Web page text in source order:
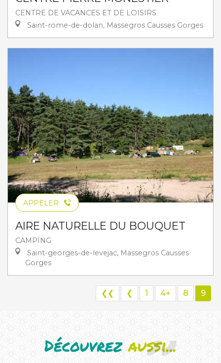
CENTRE DE VACANCES ET DE LOISIRS
Saint-rome-de-dolan, Massegros Causses Gorges
APPELER
AIRE NATURELLE DU BOUQUET
CAMPING
Saint-georges-de-levejac, Massegros Causses
Gorges
❮❮ ❮ 1 4+ 8 9
Découvrezaussi...